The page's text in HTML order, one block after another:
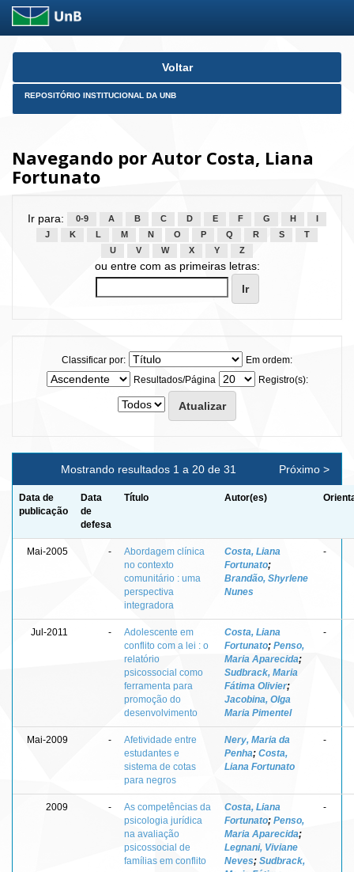
Skip
Voltar
REPOSITÓRIO INSTITUCIONAL DA UNB
Navegando por Autor Costa, Liana
Fortunato
Ir para: 0-9 A B C D E F G H
J
K L M N O P Q R S
T
U
V W X Y Z
ou entre com as primeiras letras:
Classificar por:
Em ordem:
Resultados/Página
Registro(s):
Mostrando resultados 1 a 20 de 31 Próximo >
Data de
publicação
Data
de
defesa
Título Autor(es)
Mai-2005 -
Abordagem clínica
no contexto
comunitário : uma
perspectiva
integradora
Costa, Liana
Fortunato;
Brandão, Shyrlene
Nunes
-
Jul-2011 -
Adolescente em
conflito com a lei : o
relatório
psicossocial como
ferramenta para
promoção do
desenvolvimento
Costa, Liana
Fortunato; Penso,
Maria Aparecida;
Sudbrack, Maria
Fátima Olivier;
Jacobina, Olga
Maria Pimentel
-
Mai-2009 -
Afetividade entre
estudantes e
sistema de cotas
para negros
Nery, Maria da
Penha; Costa,
Liana Fortunato
-
2009 -
As competências da
psicologia jurídica
na avaliação
psicossocial de
famílias em conflito
Costa, Liana
Fortunato; Penso,
Maria Aparecida;
Legnani, Viviane
Neves; Sudbrack,
-